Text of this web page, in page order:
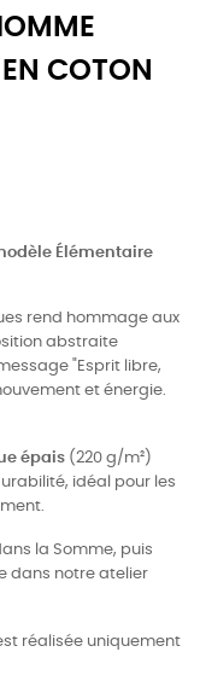
COTON
Élémentaire
rend hommage aux
abstraite
"Esprit libre,
et énergie.
épais (220 g/m²)
idéal pour les
la Somme, puis
dans notre atelier
réalisée uniquement